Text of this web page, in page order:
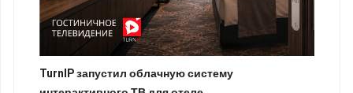
TurnIP запустил облачную систему